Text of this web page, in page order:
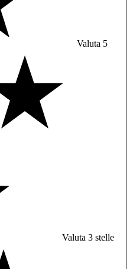
Valuta 5
Valuta 3 stelle